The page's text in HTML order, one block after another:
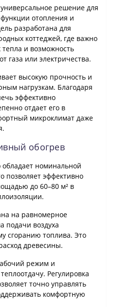
решение для
отопления и
разработана для
коттеджей, где важно
и возможность
газа или электричества.
высокую прочность и
нагрузкам. Благодаря
эффективно
отдает его в
микроклимат даже
обогрев
номинальной
позволяет эффективно
до 60–80 м² в
на равномерное
подачи воздуха
сгоранию топлива. Это
древесины.
режим и
Регулировка
точно управлять
комфортную